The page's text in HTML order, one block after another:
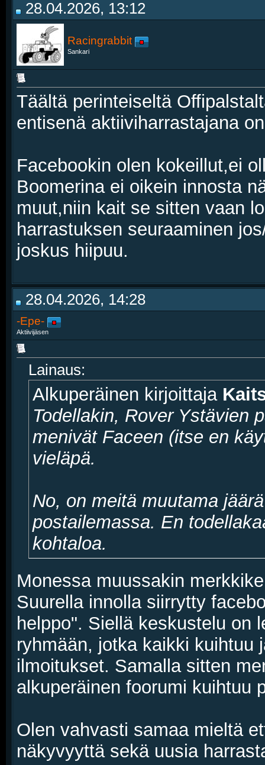
28.04.2026, 13:12
Racingrabbit
Sankari
Täältä perinteiseltä
entisenä aktiiviharrastajana
Facebookin olen kokeillut,ei
Boomerina ei oikein innosta
muut,niin kait se sitten vaan
harrastuksen seuraaminen
joskus hiipuu.
28.04.2026, 14:28
-Epe-
Aktiivijäsen
Lainaus:
Alkuperäinen kirjoittaja
Todellakin, Rover Ystävien
menivät Faceen (itse en
vieläpä.
No, on meitä muutama
postailemassa. En
kohtaloa.
Monessa muussakin
Suurella innolla siirrytty
helppo". Siellä keskustelu on
ryhmään, jotka kaikki kuihtuu
ilmoitukset. Samalla sitten
alkuperäinen foorumi kuihtuu
Olen vahvasti samaa mieltä
näkyvyyttä sekä uusia